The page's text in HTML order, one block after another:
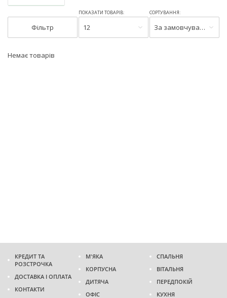
Фільтр
ПОКАЗАТИ ТОВАРІВ:
12
СОРТУВАННЯ:
За замовчуванням
Немає товарів
КРЕДИТ ТА
РОЗСТРОЧКА
ДОСТАВКА І ОПЛАТА
КОНТАКТИ
М'ЯКА
КОРПУСНА
ДИТЯЧА
ОФІС
СПАЛЬНЯ
ВІТАЛЬНЯ
ПЕРЕДПОКІЙ
КУХНЯ